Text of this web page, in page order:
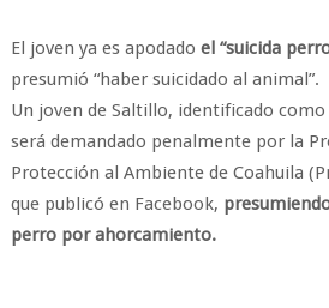
El joven ya es apodado el “suicida
presumió “haber suicidado al animal”.
Un joven de Saltillo, identificado como
será demandado penalmente por la
Protección al Ambiente de Coahuila
que publicó en Facebook,
perro por ahorcamiento.